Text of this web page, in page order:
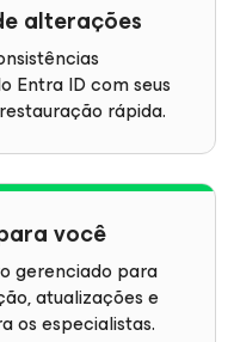
alterações
Entra ID com seus
rápida.
você
gerenciado para
atualizações e
os especialistas.